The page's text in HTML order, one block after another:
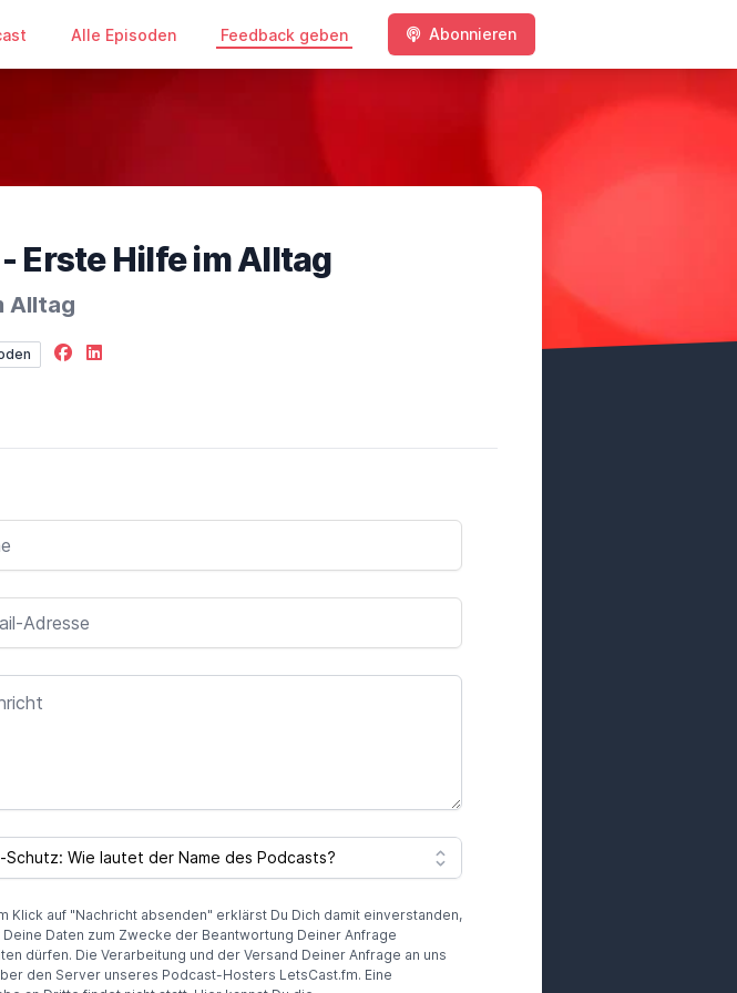
Alle Episoden Feedback geben Abonnieren
- Erste Hilfe im Alltag
Alltag
Facebook
LinkedIn
Klick auf "Nachricht absenden" erklärst Du Dich damit einverstanden,
Deine Daten zum Zwecke der Beantwortung Deiner Anfrage
dürfen. Die Verarbeitung und der Versand Deiner Anfrage an uns
den Server unseres Podcast-Hosters LetsCast.fm. Eine